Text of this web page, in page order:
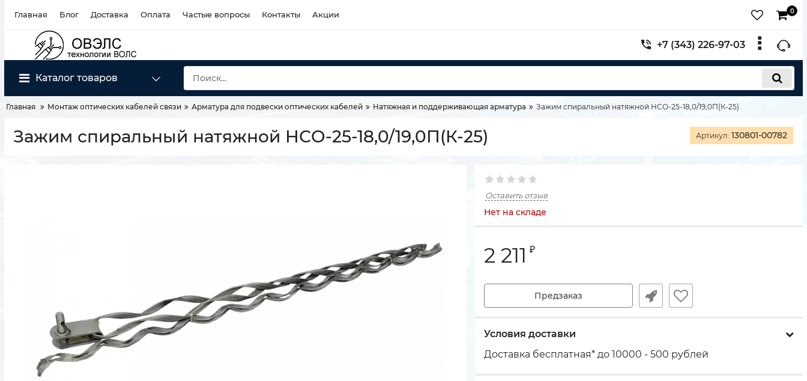
Главная Блог Доставка Оплата Частые вопросы Контакты Акции 0
+7 (343) 226-97-03
Каталог товаров
Главная Монтаж оптических кабелей связи Арматура для подвески оптических кабелей Натяжная и поддерживающая арматура Зажим спиральный натяжной НСО-25-18,0/19,0П(К-25)
Зажим спиральный натяжной НСО-25-18,0/19,0П(К-25) Артикул: 130801-00782
Оставить отзыв
Нет на складе
2 211 ₽
Предзаказ
Условия доставки
Доставка бесплатная* до 10000 - 500 рублей